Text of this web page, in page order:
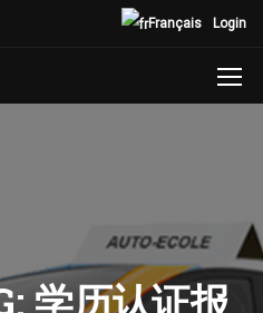
Login
Français
学历认证报